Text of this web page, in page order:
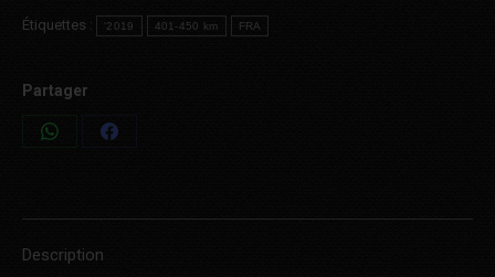
Étiquettes : '2019 401-450 km FRA
Partager
Share
Share
Description